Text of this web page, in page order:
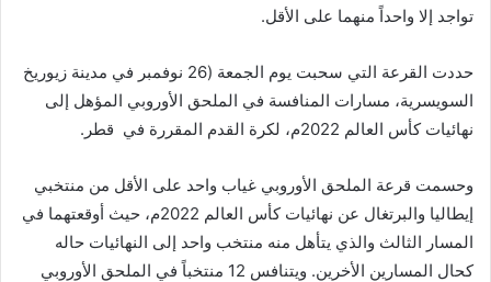
تواجد إلا واحداً منهما على الأقل.
حددت القرعة التي سحبت يوم الجمعة (26 نوفمبر في مدينة زيوريخ
السويسرية، مسارات المنافسة في الملحق الأوروبي المؤهل إلى
نهائيات كأس العالم 2022م، لكرة القدم المقررة في قطر.
وحسمت قرعة الملحق الأوروبي غياب واحد على الأقل من منتخبي
إيطاليا والبرتغال عن نهائيات كأس العالم 2022م، حيث أوقعتهما في
المسار الثالث والذي يتأهل منه منتخب واحد إلى النهائيات حاله
كحال المسارين الأخرين. ويتنافس 12 منتخباً في الملحق الأوروبي